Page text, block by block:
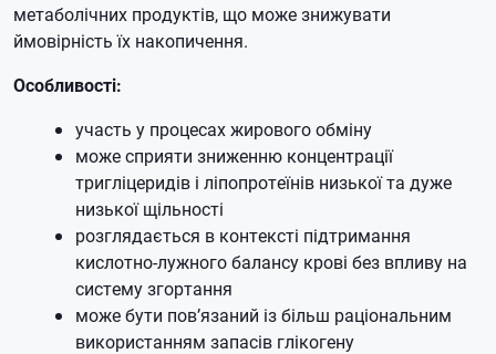
метаболічних продуктів, що може знижувати
ймовірність їх накопичення.
Особливості:
участь у процесах жирового обміну
може сприяти зниженню концентрації
тригліцеридів і ліпопротеїнів низької та дуже
низької щільності
розглядається в контексті підтримання
кислотно-лужного балансу крові без впливу на
систему згортання
може бути пов’язаний із більш раціональним
використанням запасів глікогену